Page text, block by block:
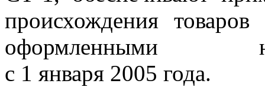
происхождения
оформленными
с 1 января 2005 года.